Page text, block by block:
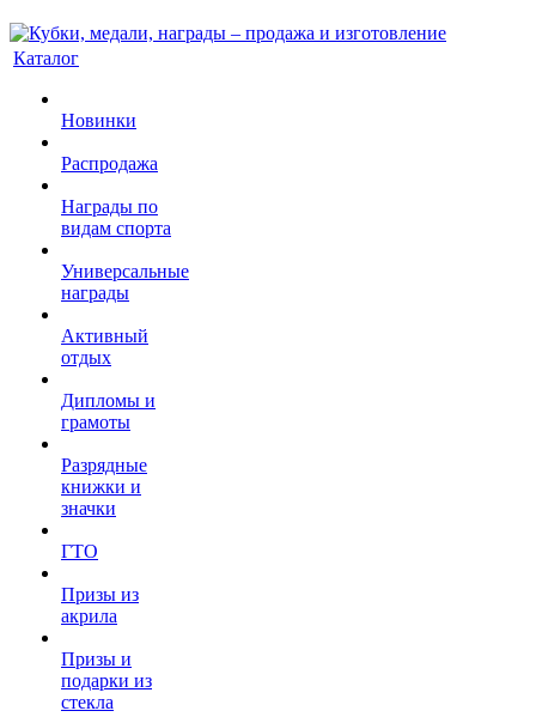
Каталог
Новинки
Распродажа
Награды по
видам спорта
Универсальные
награды
Активный
отдых
Дипломы и
грамоты
Разрядные
книжки и
значки
ГТО
Призы из
акрила
Призы и
подарки из
стекла